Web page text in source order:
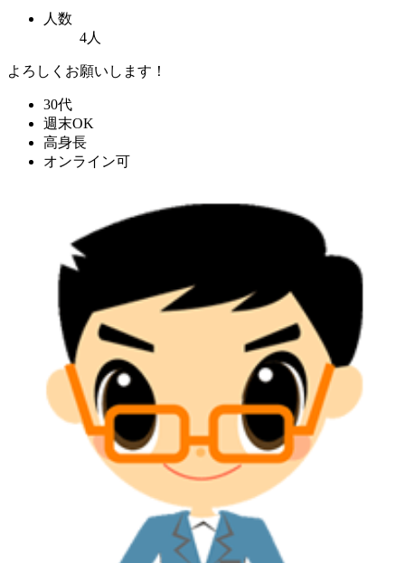
人数
4人
よろしくお願いします！
30代
週末OK
高身長
オンライン可